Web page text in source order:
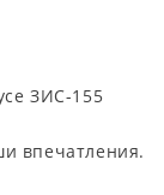
ЗИС-155
впечатления.